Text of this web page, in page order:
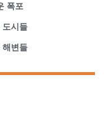
폭포
도시들
해변들